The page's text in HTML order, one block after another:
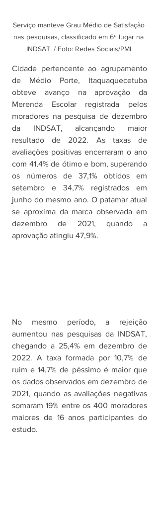
Serviço manteve Grau Médio de Satisfação
nas pesquisas, classificado em 6º lugar na
INDSAT. / Foto: Redes Sociais/PMI.
Cidade pertencente ao agrupamento
de Médio Porte, Itaquaquecetuba
obteve avanço na aprovação da
Merenda Escolar registrada pelos
moradores na pesquisa de dezembro
da INDSAT, alcançando maior
resultado de 2022. As taxas de
avaliações positivas encerraram o ano
com 41,4% de ótimo e bom, superando
os números de 37,1% obtidos em
setembro e 34,7% registrados em
junho do mesmo ano. O patamar atual
se aproxima da marca observada em
dezembro de 2021, quando a
aprovação atingiu 47,9%.
No mesmo período, a rejeição
aumentou nas pesquisas da INDSAT,
chegando a 25,4% em dezembro de
2022. A taxa formada por 10,7% de
ruim e 14,7% de péssimo é maior que
os dados observados em dezembro de
2021, quando as avaliações negativas
somaram 19% entre os 400 moradores
maiores de 16 anos participantes do
estudo.